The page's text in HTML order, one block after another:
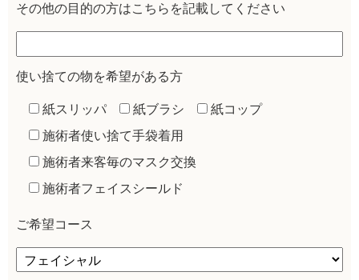
その他の目的の方はこちらを記載してください
使い捨ての物を希望がある方
紙スリッパ 紙ブラシ
紙コップ
施術者使い捨て手袋着用
施術者来客毎のマスク交換
施術者フェイスシールド
ご希望コース